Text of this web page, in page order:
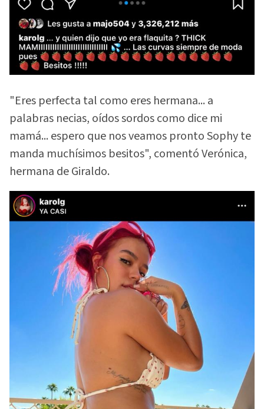
"Eres perfecta tal como eres hermana... a
palabras necias, oídos sordos como dice mi
mamá... espero que nos veamos pronto Sophy te
manda muchísimos besitos", comentó Verónica,
hermana de Giraldo.